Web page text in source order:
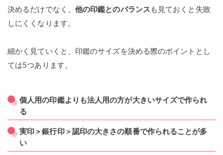
決めるだけでなく、 他の印鑑とのバランス も見ておくと失敗
しにくくなります。
細かく見ていくと、印鑑のサイズを決める際のポイントとし
ては5つあります。
個人用の印鑑よりも法人用の方が大きいサイズで作られ
る
実印＞銀行印＞認印の大きさの順番で作られることが多
い